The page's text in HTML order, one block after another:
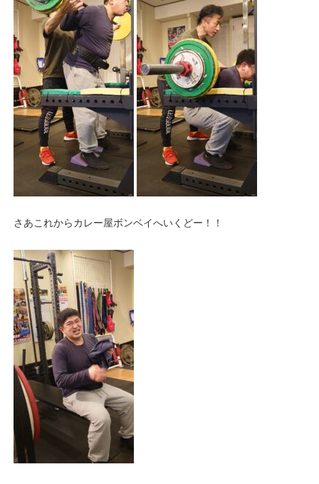
さあこれからカレー屋ボンベイへいくどー！！